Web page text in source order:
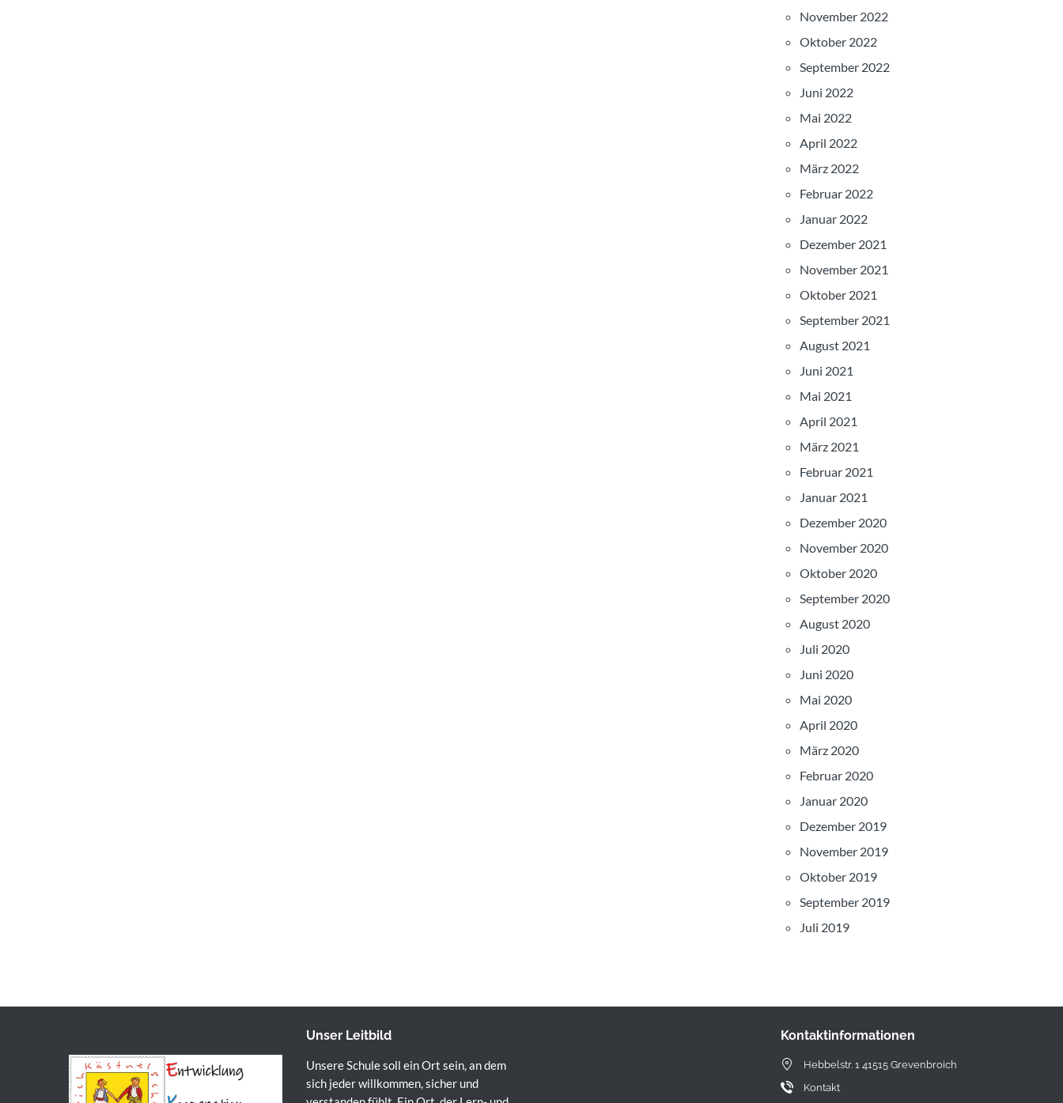
November 2022
Oktober 2022
September 2022
Juni 2022
Mai 2022
April 2022
März 2022
Februar 2022
Januar 2022
Dezember 2021
November 2021
Oktober 2021
September 2021
August 2021
Juni 2021
Mai 2021
April 2021
März 2021
Februar 2021
Januar 2021
Dezember 2020
November 2020
Oktober 2020
September 2020
August 2020
Juli 2020
Juni 2020
Mai 2020
April 2020
März 2020
Februar 2020
Januar 2020
Dezember 2019
November 2019
Oktober 2019
September 2019
Juli 2019
Unser Leitbild
Unsere Schule soll ein Ort sein, an dem
sich jeder willkommen, sicher und
Kontaktinformationen
Hebbelstr. 1 41515 Grevenbroich
Kontakt